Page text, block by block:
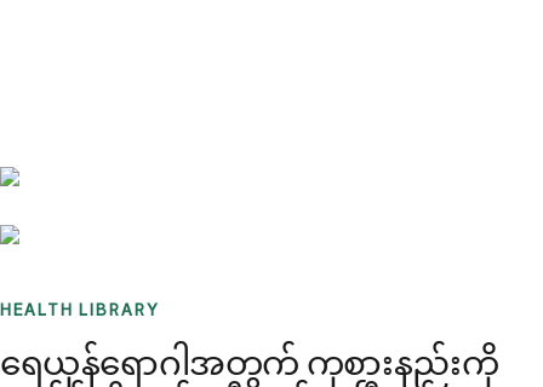
HEALTH LIBRARY
ရေယုန်ရောဂါအတွက် ကုစားနည်းကို